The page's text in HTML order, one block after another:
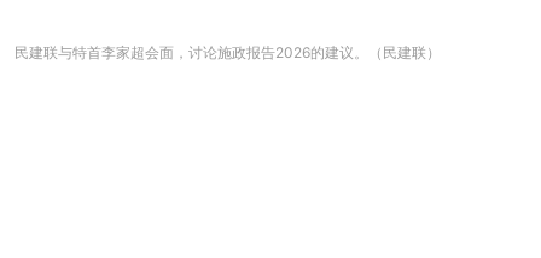
民建联与特首李家超会面，讨论施政报告2026的建议。（民建联）